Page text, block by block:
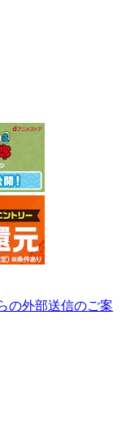
の外部送信のご案